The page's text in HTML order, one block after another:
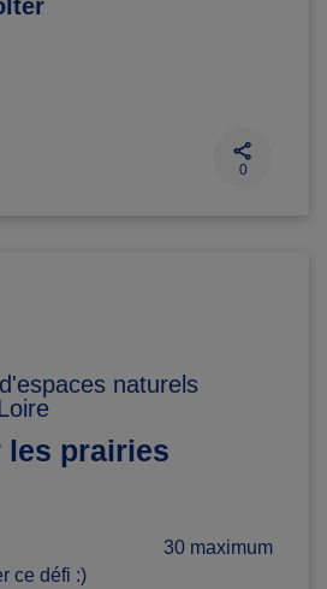
0
naturels
prairies
30 maximum
ce défi :)